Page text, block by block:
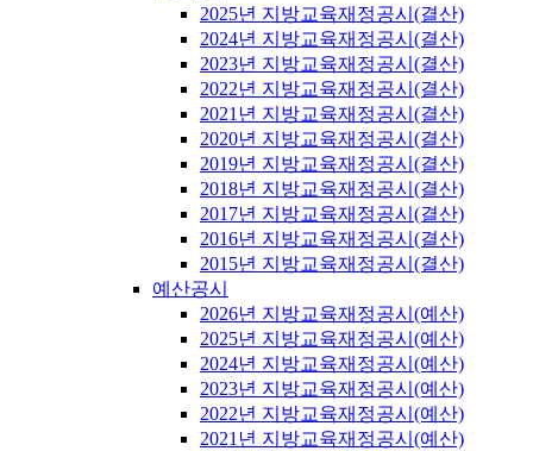
2025년 지방교육재정공시(결산)
2024년 지방교육재정공시(결산)
2023년 지방교육재정공시(결산)
2022년 지방교육재정공시(결산)
2021년 지방교육재정공시(결산)
2020년 지방교육재정공시(결산)
2019년 지방교육재정공시(결산)
2018년 지방교육재정공시(결산)
2017년 지방교육재정공시(결산)
2016년 지방교육재정공시(결산)
2015년 지방교육재정공시(결산)
예산공시
2026년 지방교육재정공시(예산)
2025년 지방교육재정공시(예산)
2024년 지방교육재정공시(예산)
2023년 지방교육재정공시(예산)
2022년 지방교육재정공시(예산)
2021년 지방교육재정공시(예산)